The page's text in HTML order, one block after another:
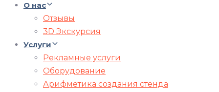
О нас
Отзывы
3D Экскурсия
Услуги
Рекламные услуги
Оборудование
Арифметика создания стенда